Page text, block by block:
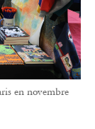
en novembre